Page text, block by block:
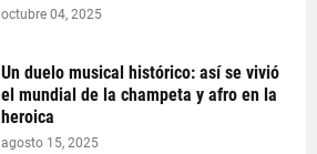
octubre 04, 2025
Un duelo musical histórico: así se vivió
el mundial de la champeta y afro en la
heroica
agosto 15, 2025